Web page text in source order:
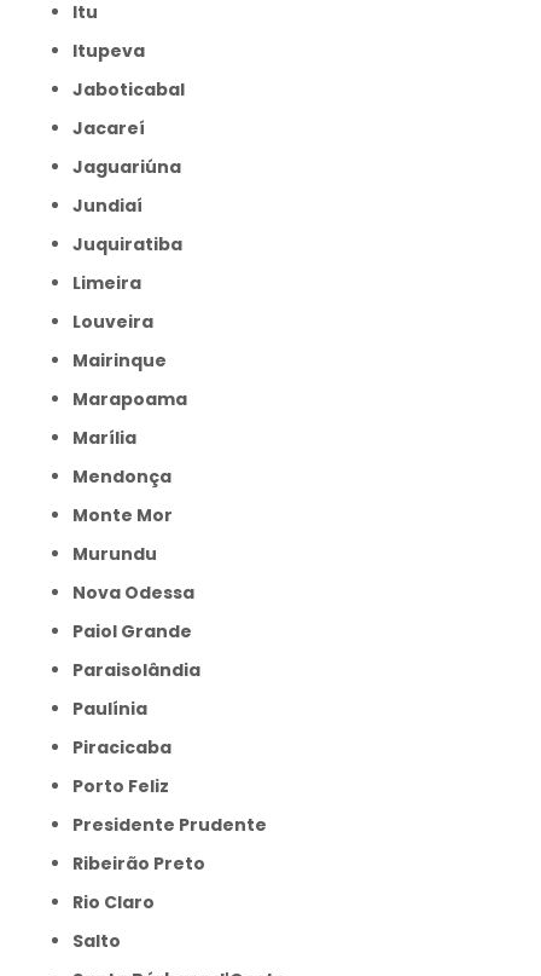
Itu
Itupeva
Jaboticabal
Jacareí
Jaguariúna
Jundiaí
Juquiratiba
Limeira
Louveira
Mairinque
Marapoama
Marília
Mendonça
Monte Mor
Murundu
Nova Odessa
Paiol Grande
Paraisolândia
Paulínia
Piracicaba
Porto Feliz
Presidente Prudente
Ribeirão Preto
Rio Claro
Salto